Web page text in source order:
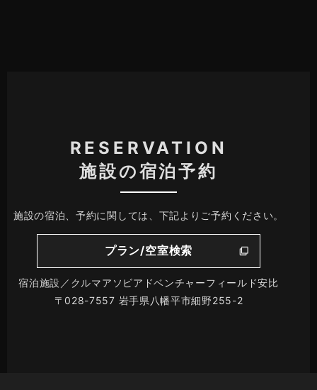
RESERVATION
施設の宿泊予約
施設の宿泊、予約に関しては、下記よりご予約ください。
プラン/空室検索
宿泊施設／クルマアソビアドベンチャーフィールド安比
〒028-7557 岩手県八幡平市細野255-2